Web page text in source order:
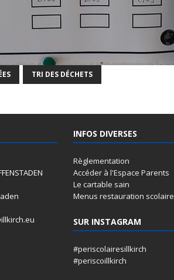
TRI DES DÉCHETS
INFOS DIVERSES
Règlementation
Accéder à l'Espace Parents
Le cartable sain
Menus restauration scolaire
SUR INSTAGRAM
#periscolairesillkirch
#periscoillkirch